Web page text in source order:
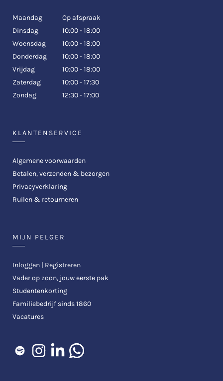
Maandag
Op afspraak
Dinsdag
10:00 - 18:00
Woensdag
10:00 - 18:00
Donderdag
10:00 - 18:00
Vrijdag
10:00 - 18:00
Zaterdag
10:00 - 17:30
Zondag
12:30 - 17:00
KLANTENSERVICE
Algemene voorwaarden
Betalen, verzenden & bezorgen
Privacyverklaring
Ruilen & retourneren
MIJN PELGER
Inloggen | Registreren
Vader op zoon, jouw eerste pak
Studentenkorting
Familiebedrijf sinds 1860
Vacatures